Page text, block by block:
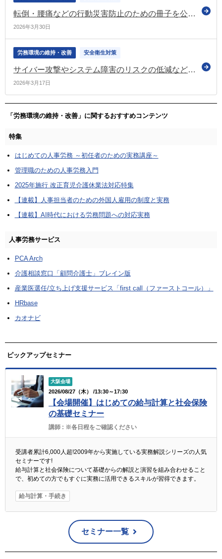
転倒・腰痛などの行動災害防止のための冊子を公表（厚労省）
2026年3月30日
労務環境の維持・改善 安全衛生対策
サイバー攻撃やシステム障害のリスクの低減などの実現に向けた機能保証のためのリスクアセスメント 自主学習用コンテンツを公表（国家サイバー統括室）
2026年3月17日
「労務環境の維持・改善」に関するおすすめコンテンツ
特集
はじめての人事労務 ～初任者のための実務講座～
管理職のための人事労務入門
2025年施行 改正育児介護休業法対応特集
【連載】人事担当者のための外国人雇用の制度と実務
【連載】AI時代における労務問題への対応実務
人事労務サービス
PCA Arch
介護相談窓口「顧問介護士」ブレイン版
産業医選任/立ち上げ支援サービス「first call（ファーストコール）」
HRbase
カオナビ
ピックアップセミナー
大阪会場
2026/08/27（木） /13:30～17:30
【会場開催】はじめての給与計算と社会保険
の基礎セミナー
講師 : ※各日程をご確認ください
受講者累計6,000人超!2009年から実施している実務解説シリーズの人気
セミナーです!
給与計算と社会保険について基礎からの解説と演習を組み合わせること
で、初めての方でもすぐに実務に活用できるスキルが習得できます。
給与計算・手続き
セミナー一覧